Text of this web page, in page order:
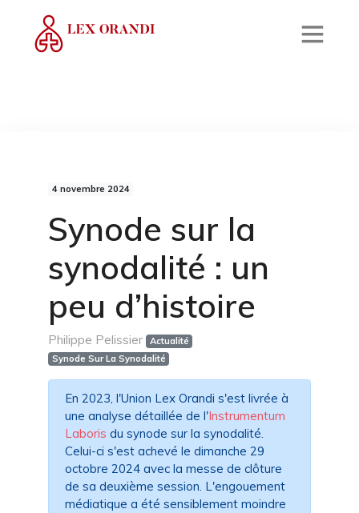
4 novembre 2024
Synode sur la
synodalité : un
peu d’histoire
Philippe Pelissier
Actualité
Synode Sur La Synodalité
En 2023, l'Union Lex Orandi s'est livrée à
une analyse détaillée de l'Instrumentum
Laboris du synode sur la synodalité.
Celui-ci s'est achevé le dimanche 29
octobre 2024 avec la messe de clôture
de sa deuxième session. L'engouement
médiatique a été sensiblement moindre